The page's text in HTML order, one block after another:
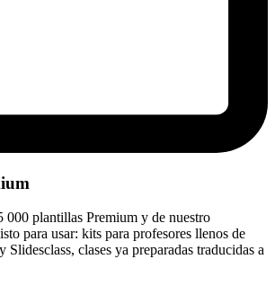
000 plantillas Premium y de nuestro
para usar: kits para profesores llenos de
Slidesclass, clases ya preparadas traducidas a